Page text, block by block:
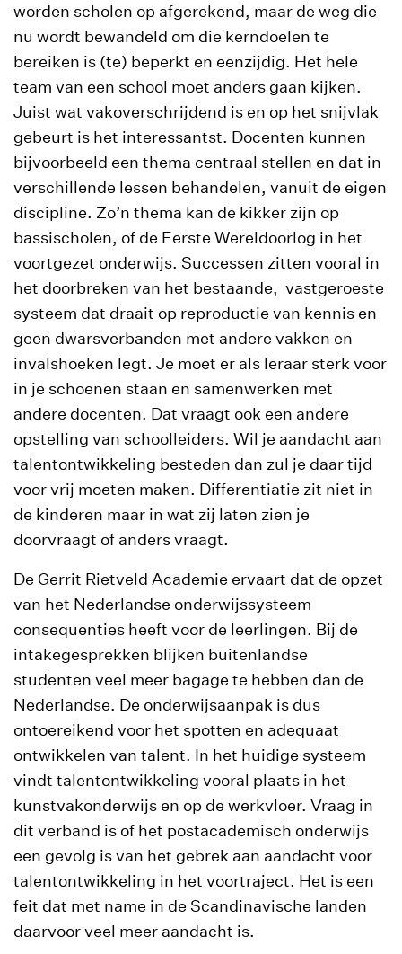
worden scholen op afgerekend, maar de weg die
nu wordt bewandeld om die kerndoelen te
bereiken is (te) beperkt en eenzijdig. Het hele
team van een school moet anders gaan kijken.
Juist wat vakoverschrijdend is en op het snijvlak
gebeurt is het interessantst. Docenten kunnen
bijvoorbeeld een thema centraal stellen en dat in
verschillende lessen behandelen, vanuit de eigen
discipline. Zo’n thema kan de kikker zijn op
bassischolen, of de Eerste Wereldoorlog in het
voortgezet onderwijs. Successen zitten vooral in
het doorbreken van het bestaande, vastgeroeste
systeem dat draait op reproductie van kennis en
geen dwarsverbanden met andere vakken en
invalshoeken legt. Je moet er als leraar sterk voor
in je schoenen staan en samenwerken met
andere docenten. Dat vraagt ook een andere
opstelling van schoolleiders. Wil je aandacht aan
talentontwikkeling besteden dan zul je daar tijd
voor vrij moeten maken. Differentiatie zit niet in
de kinderen maar in wat zij laten zien je
doorvraagt of anders vraagt.
De Gerrit Rietveld Academie ervaart dat de opzet
van het Nederlandse onderwijssysteem
consequenties heeft voor de leerlingen. Bij de
intakegesprekken blijken buitenlandse
studenten veel meer bagage te hebben dan de
Nederlandse. De onderwijsaanpak is dus
ontoereikend voor het spotten en adequaat
ontwikkelen van talent. In het huidige systeem
vindt talentontwikkeling vooral plaats in het
kunstvakonderwijs en op de werkvloer. Vraag in
dit verband is of het postacademisch onderwijs
een gevolg is van het gebrek aan aandacht voor
talentontwikkeling in het voortraject. Het is een
feit dat met name in de Scandinavische landen
daarvoor veel meer aandacht is.